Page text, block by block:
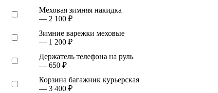
Меховая зимняя накидка
— 2 100 ₽
Зимние варежки меховые
— 1 200 ₽
Держатель телефона на руль
— 650 ₽
Корзина багажник курьерская
— 3 400 ₽